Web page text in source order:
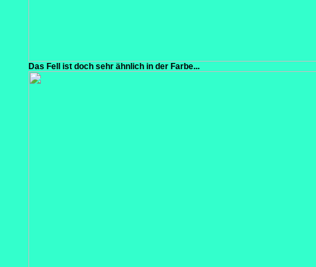
Das Fell ist doch sehr ähnlich in der Farbe...